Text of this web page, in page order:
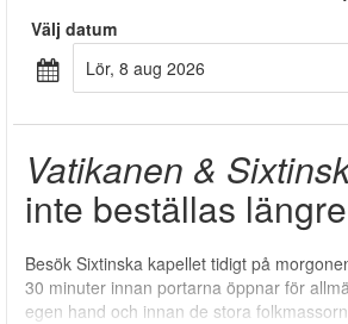
Välj datum
lör, 8 aug 2026
Vatikanen &
inte beställas längre
Besök Sixtinska kapellet tidigt på
30 minuter innan portarna öppnar för
egen hand och innan de stora